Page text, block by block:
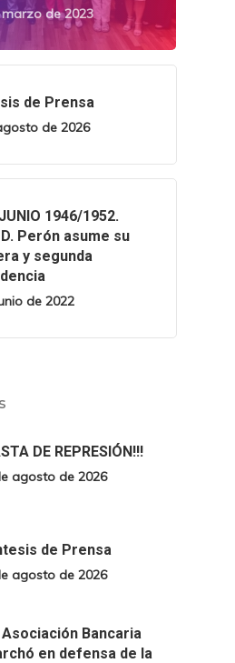
de 2023
de Prensa
de 2026
1946/1952.
Perón asume su
y segunda
de 2022
DE REPRESIÓN!!!
agosto de 2026
de Prensa
agosto de 2026
Asociación Bancaria
en defensa de la